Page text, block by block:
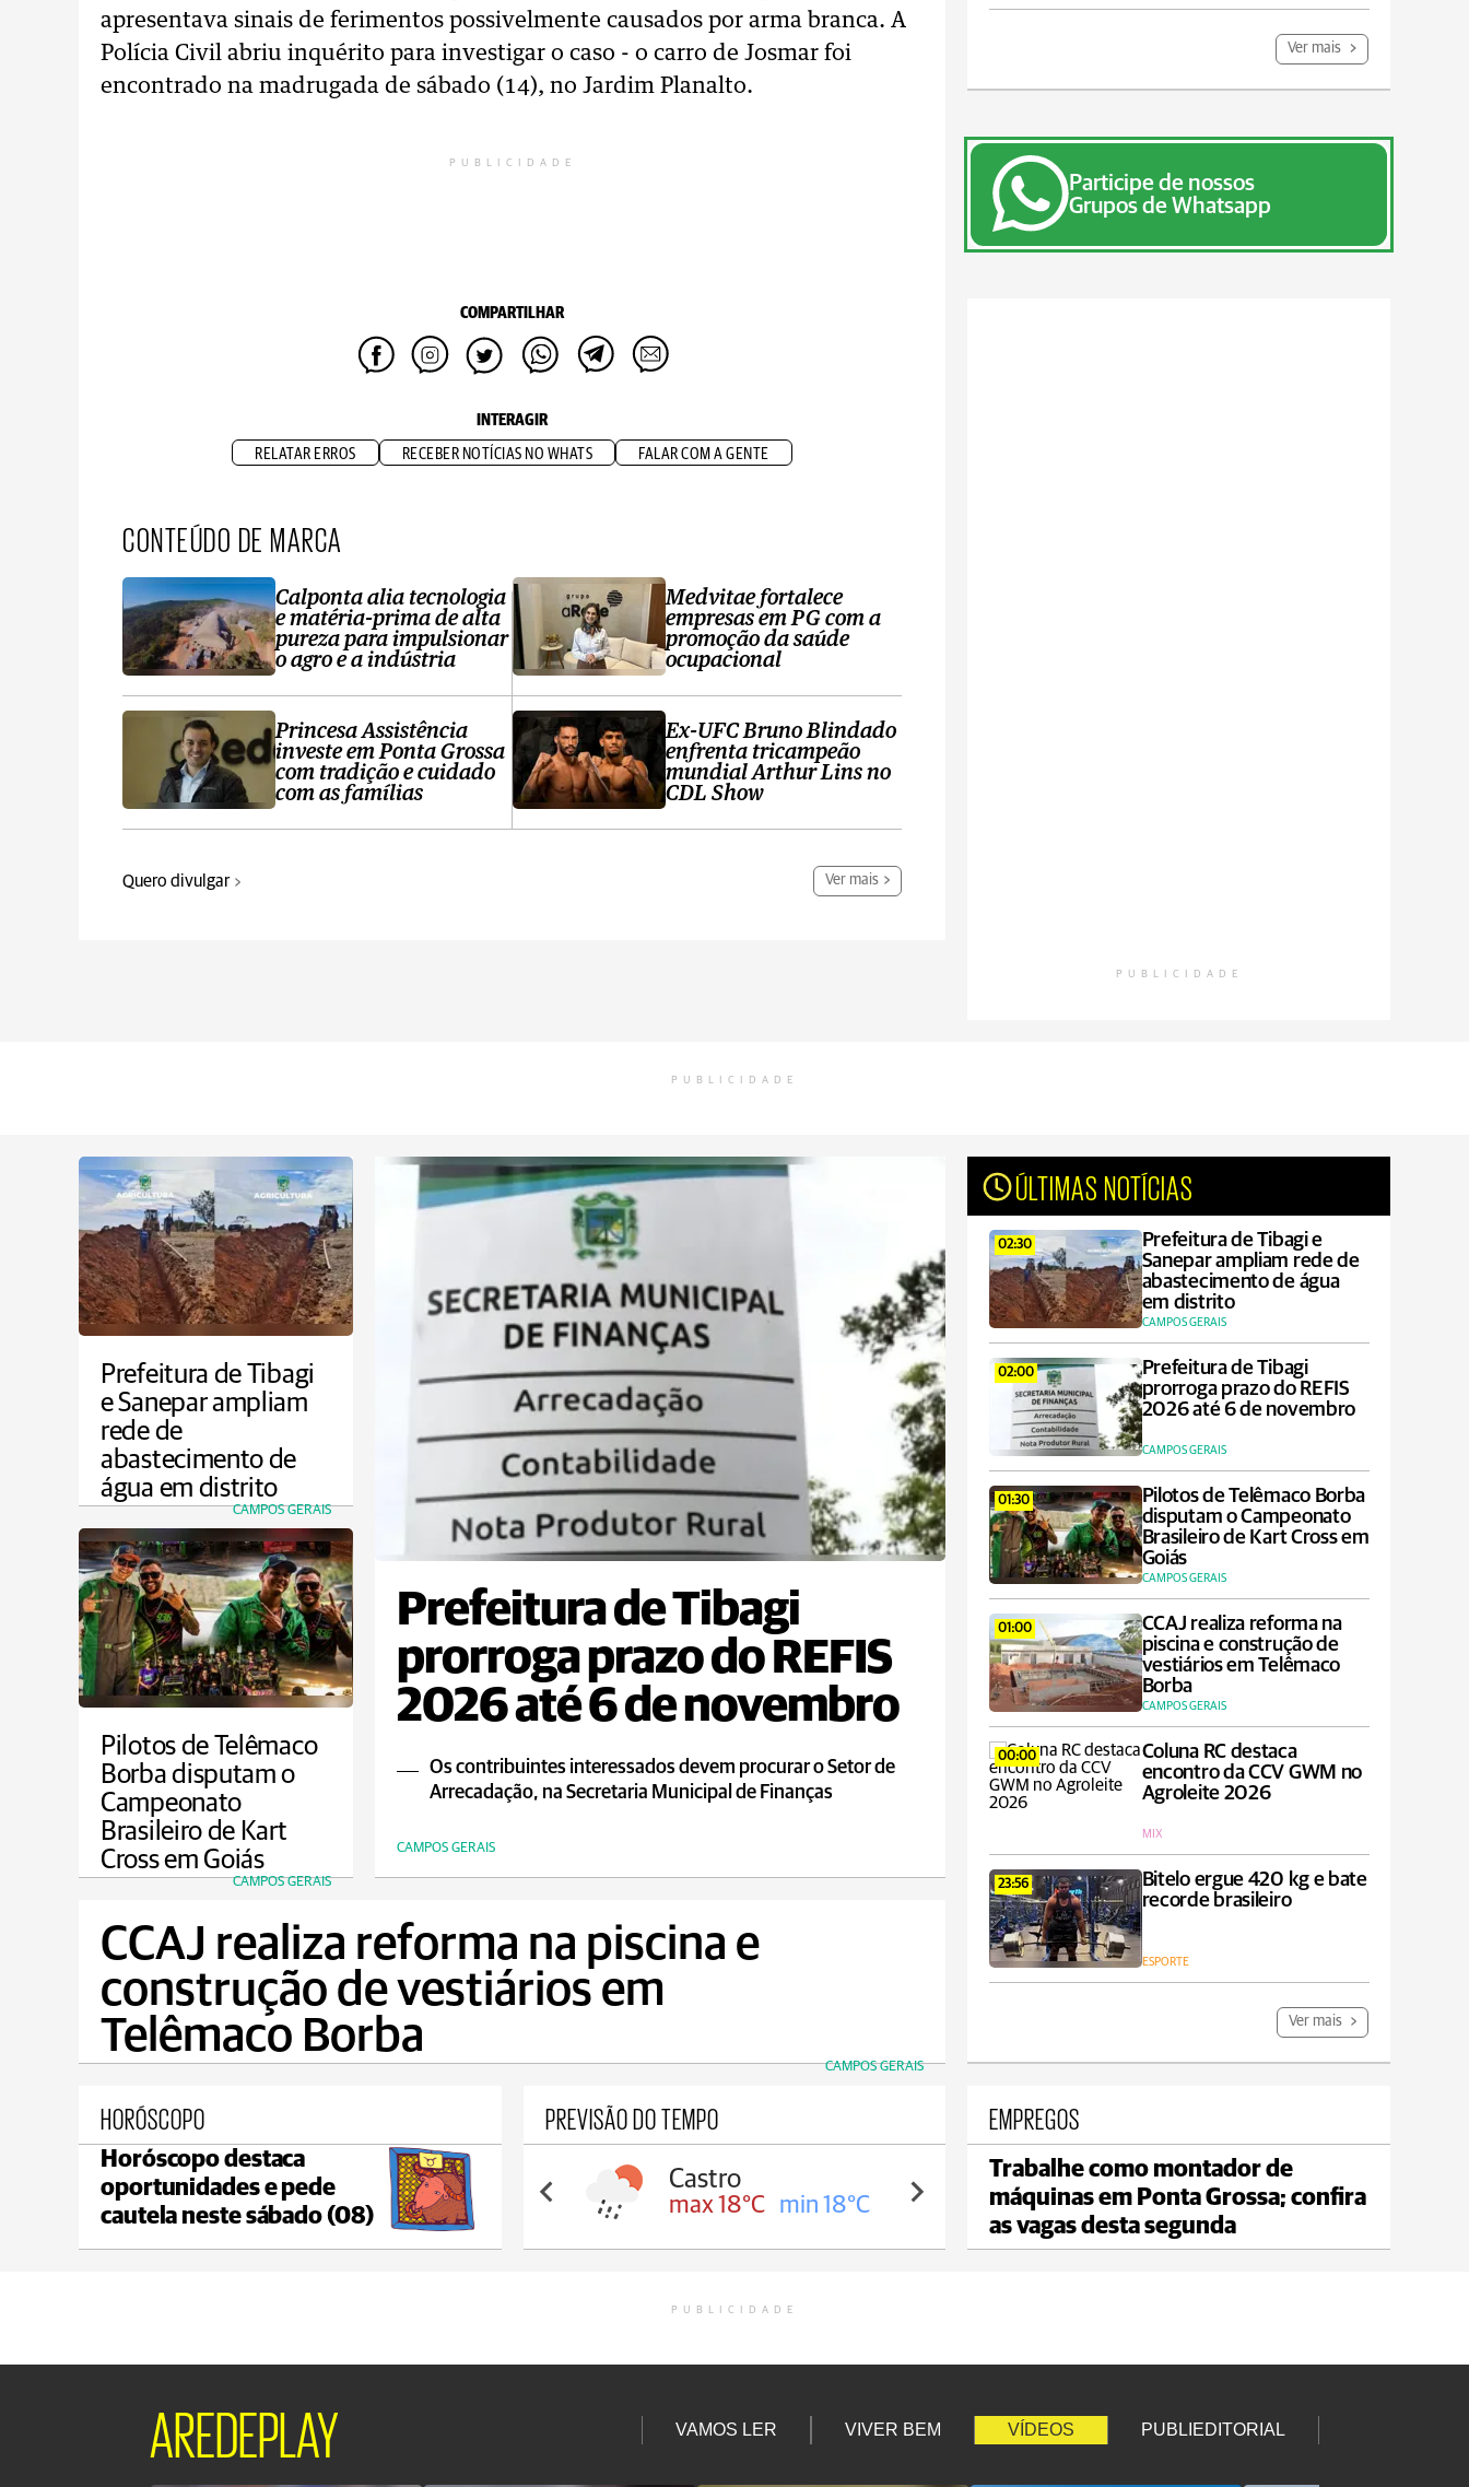
apresentava sinais de ferimentos possivelmente causados por arma branca. A
Polícia Civil abriu inquérito para investigar o caso - o carro de Josmar foi
encontrado na madrugada de sábado (14), no Jardim Planalto.
PUBLICIDADE
COMPARTILHAR
INTERAGIR
RELATAR ERROS RECEBER NOTÍCIAS NO WHATS FALAR COM A GENTE
CONTEÚDO DE MARCA
Calponta alia tecnologia
e matéria-prima de alta
pureza para impulsionar
o agro e a indústria
Princesa Assistência
investe em Ponta Grossa
com tradição e cuidado
com as famílias
Medvitae fortalece
empresas em PG com a
promoção da saúde
ocupacional
Ex-UFC Bruno Blindado
enfrenta tricampeão
mundial Arthur Lins no
CDL Show
Quero divulgar Ver mais
Ver mais
Participe de nossos
Grupos de Whatsapp
PUBLICIDADE
PUBLICIDADE
Prefeitura de Tibagi
e Sanepar ampliam
rede de
abastecimento de
água em distrito
CAMPOS GERAIS
Prefeitura de Tibagi
prorroga prazo do REFIS
2026 até 6 de novembro
Os contribuintes interessados devem procurar o Setor de
Arrecadação, na Secretaria Municipal de Finanças
CAMPOS GERAIS
ÚLTIMAS NOTÍCIAS
02:30
Prefeitura de Tibagi e
Sanepar ampliam rede de
abastecimento de água
em distrito
CAMPOS GERAIS
02:00
Prefeitura de Tibagi
prorroga prazo do REFIS
2026 até 6 de novembro
CAMPOS GERAIS
01:30
Pilotos de Telêmaco Borba
disputam o Campeonato
Brasileiro de Kart Cross em
Goiás
CAMPOS GERAIS
01:00
CCAJ realiza reforma na
piscina e construção de
vestiários em Telêmaco
Borba
CAMPOS GERAIS
00:00
Coluna RC destaca
encontro da CCV GWM no
Agroleite 2026
MIX
23:56
Bitelo ergue 420 kg e bate
recorde brasileiro
ESPORTE
Ver mais
Pilotos de Telêmaco
Borba disputam o
Campeonato
Brasileiro de Kart
Cross em Goiás
CAMPOS GERAIS
CCAJ realiza reforma na piscina e
construção de vestiários em
Telêmaco Borba
CAMPOS GERAIS
HORÓSCOPO
Horóscopo destaca
oportunidades e pede
cautela neste sábado (08)
PREVISÃO DO TEMPO
Castro
max 18°C min 18°C
Carambeí
max 18°C min 17°C
Jaguariaíva
max 19°C min 18°C
EMPREGOS
Trabalhe como montador de
máquinas em Ponta Grossa; confira
as vagas desta segunda
PUBLICIDADE
AREDEPLAY VAMOS LER VIVER BEM VÍDEOS PUBLIEDITORIAL